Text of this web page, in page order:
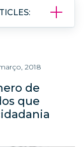
2018
de
que